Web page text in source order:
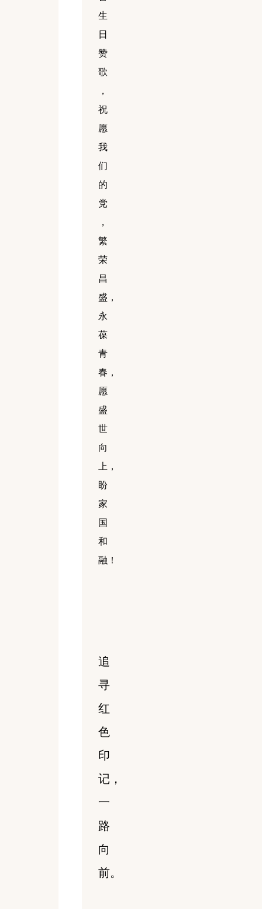
生
日
赞
歌
，
祝
愿
我
们
的
党
，
繁
荣
昌
盛，
永
葆
青
春，
愿
盛
世
向
上，
盼
家
国
和
融！
追
寻
红
色
印
记，
一
路
向
前。